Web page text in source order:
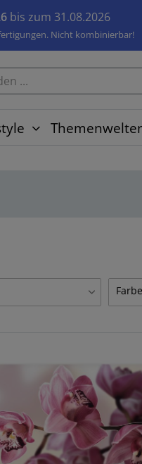
bis zum 31.08.2026
Nicht kombinierbar!
Farbe